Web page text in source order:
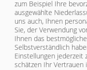
PRODUKTE
SERVICES
UNTERNEHMEN
zum Beispiel Ihre
ausgewählte
uns auch, Ihnen
Sie, der Verwendung
Ihnen das
Selbstverständlich
Einstellungen jederzeit
schätzen Ihr Vertrauen